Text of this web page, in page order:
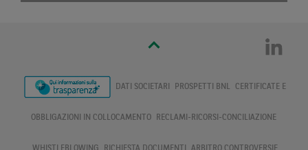
DATI SOCIETARI PROSPETTI BNL CERTIFICATE E
OBBLIGAZIONI IN COLLOCAMENTO RECLAMI-RICORSI-CONCILIAZIONE